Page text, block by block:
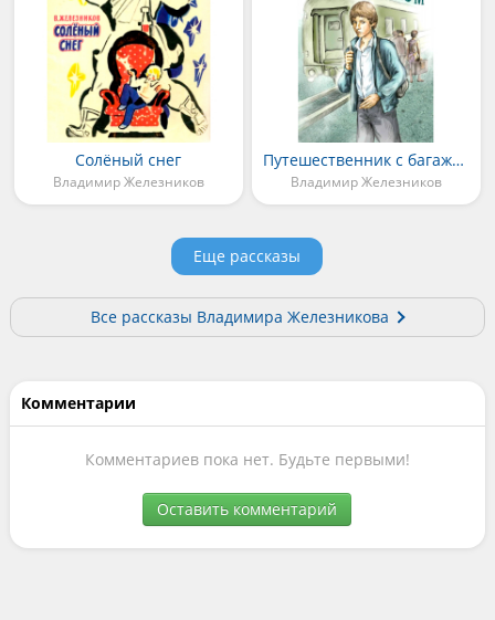
Солёный снег
Владимир Железников
Путешественник с багажом
Владимир Железников
Еще рассказы
Все рассказы Владимира Железникова
Комментарии
Комментариев пока нет. Будьте первыми!
Оставить комментарий